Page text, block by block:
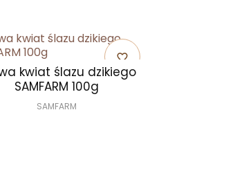
favorite_border
kwiat ślazu dzikiego
SAMFARM 100g
SAMFARM